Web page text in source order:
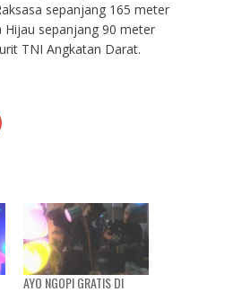
sepanjang 165 meter
Hijau sepanjang 90 meter
TNI Angkatan Darat.
AYO NGOPI GRATIS DI